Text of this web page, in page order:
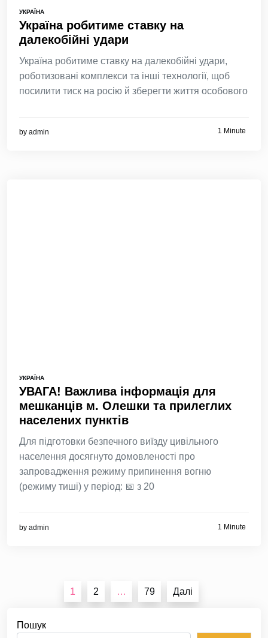
УКРАЇНА
Україна робитиме ставку на
далекобійні удари
Україна робитиме ставку на далекобійні удари,
роботизовані комплекси та інші технології, щоб
посилити тиск на росію й зберегти життя особового
by admin 1 Minute
УКРАЇНА
УВАГА! Важлива інформація для
мешканців м. Олешки та прилеглих
населених пунктів
Для підготовки безпечного виїзду цивільного
населення досягнуто домовленості про
запровадження режиму припинення вогню
(режиму тиші) у період: 📅 з 20
by admin 1 Minute
Пагінація
записів
1 2 … 79 Далі
Пошук